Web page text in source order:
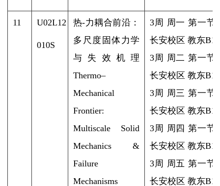
11 U02L12
010S
热-力耦合前沿：
多尺度固体力学
与失效机理
Thermo–
Mechanical
Frontier:
Multiscale Solid
Mechanics &
Failure
Mechanisms
3周 周一 第一节
长安校区 教东B1-
3周 周二 第一节
长安校区 教东B1-
3周 周三 第一节
长安校区 教东B1-
3周 周四 第一节
长安校区 教东B1-
3周 周五 第一节
长安校区 教东B1-